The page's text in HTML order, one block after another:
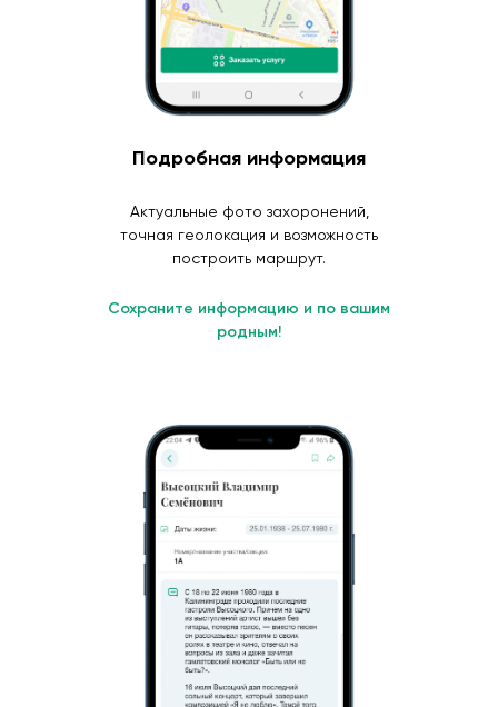
Подробная информация
Актуальные фото захоронений,
точная геолокация и возможность
построить маршрут.
Сохраните информацию и по вашим
родным!